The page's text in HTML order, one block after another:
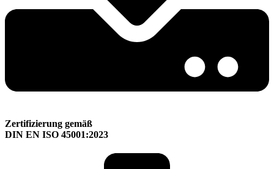
Zertifizierung gemäß
DIN EN ISO 45001:2023